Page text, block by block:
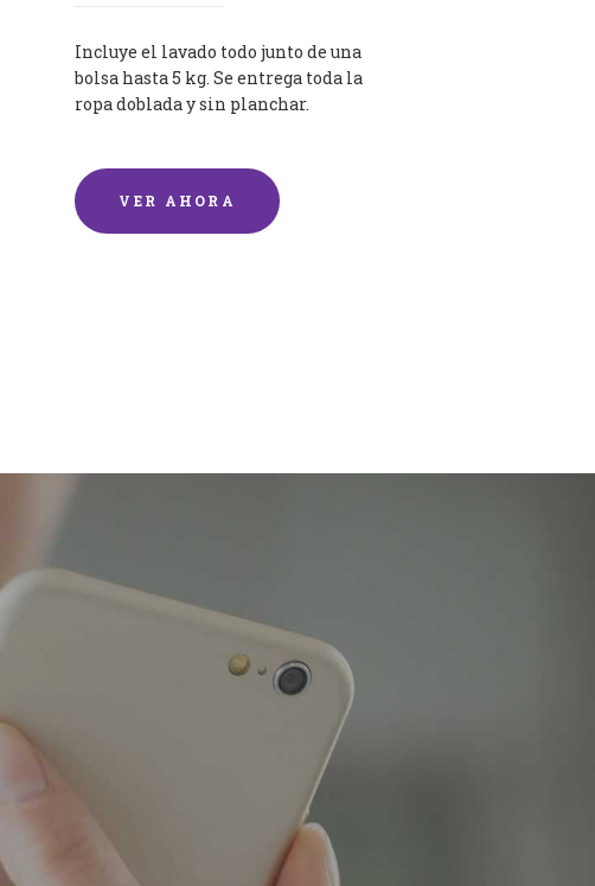
Incluye el lavado todo junto de una
bolsa hasta 5 kg. Se entrega toda la
ropa doblada y sin planchar.
VER AHORA